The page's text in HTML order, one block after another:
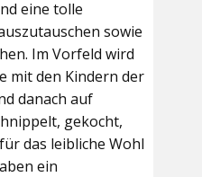
eine tolle
sowie
Im Vorfeld wird
mit den Kindern der
danach auf
gekocht,
das leibliche Wohl
ein